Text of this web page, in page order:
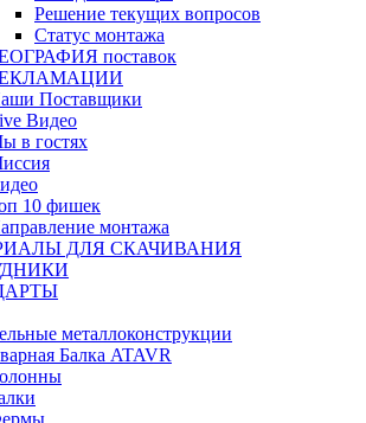
Решение текущих вопросов
Статус монтажа
поставок
Поставщики
Видео
в гостях
10 фишек
монтажа
ДЛЯ СКАЧИВАНИЯ
металлоконструкции
Балка ATAVR